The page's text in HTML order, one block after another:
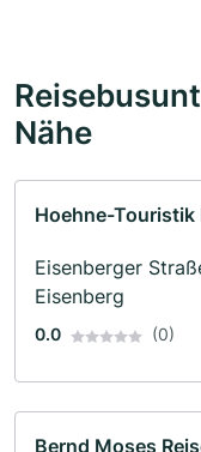
Nähe
Hoehne-Touristik
Eisenberger
Eisenberg
0.0 (0)
Bernd Moses